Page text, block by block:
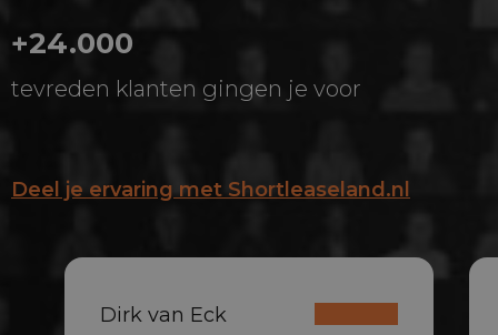
+24.000
tevreden klanten gingen je voor
Deel je ervaring met Shortleaseland.nl
Dirk van Eck